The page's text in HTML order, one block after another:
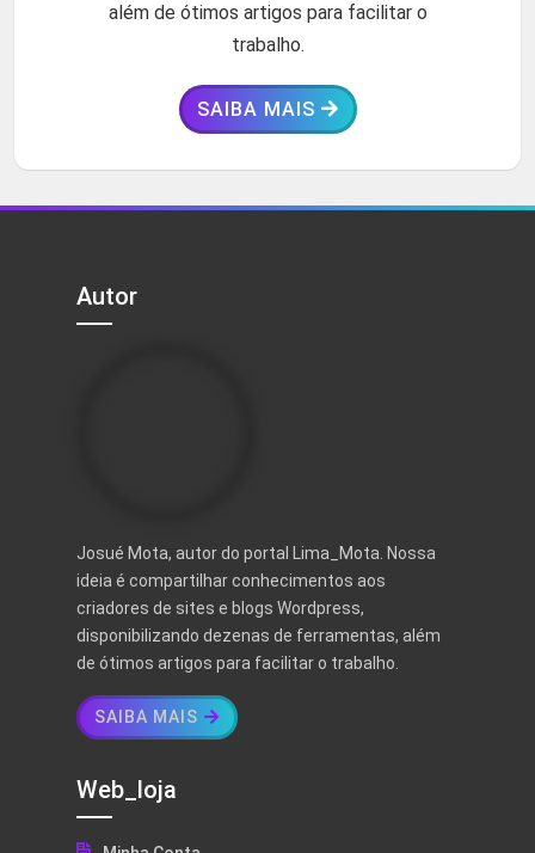
além de ótimos artigos para facilitar o
trabalho.
SAIBA MAIS
Autor
Josué Mota, autor do portal Lima_Mota. Nossa
ideia é compartilhar conhecimentos aos
criadores de sites e blogs Wordpress,
disponibilizando dezenas de ferramentas, além
de ótimos artigos para facilitar o trabalho.
SAIBA MAIS
Web_loja